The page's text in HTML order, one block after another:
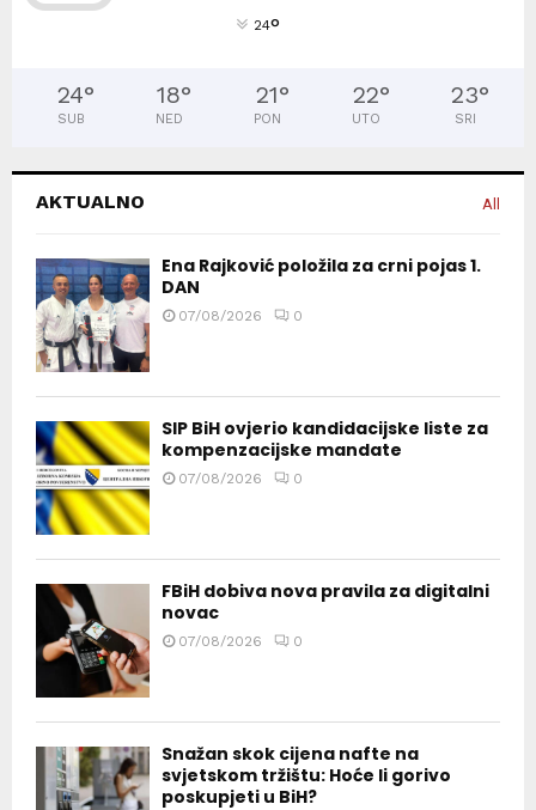
24°
24°
SUB
18°
NED
21°
PON
22°
UTO
23°
SRI
AKTUALNO All
Ena Rajković položila za crni pojas 1.
DAN
07/08/2026 0
SIP BiH ovjerio kandidacijske liste za
kompenzacijske mandate
07/08/2026 0
FBiH dobiva nova pravila za digitalni
novac
07/08/2026 0
Snažan skok cijena nafte na
svjetskom tržištu: Hoće li gorivo
poskupjeti u BiH?